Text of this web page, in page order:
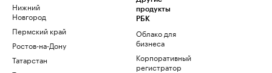
Нижний
Новгород
Пермский край
Ростов-на-Дону
Татарстан
продукты
РБК
Облако для
бизнеса
Корпоративный
регистратор